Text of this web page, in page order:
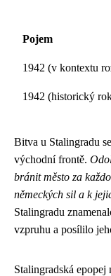
Pojem
1942 (v kontextu
1942 (historický
Bitva u Stalingradu
východní frontě.
bránit město za
německých sil a k
Stalingradu
vzpruhu a posílilo
Stalingradská